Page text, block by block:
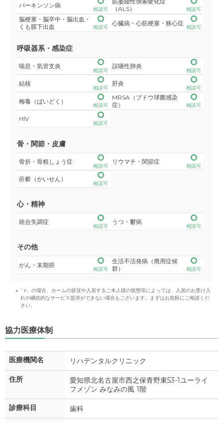
パーキンソン病
相談可
（ALS）
相談可
脳梗塞・脳卒中・脳出血・
くも膜下出血
相談可
心臓病・心筋梗塞・狭心症
相談可
呼吸器系・感染症
喘息・気管支炎
相談可
誤嚥性肺炎
相談可
結核
相談可
肝炎
相談可
梅毒（ばいどく）
相談可
MRSA（ブドウ球菌感染
症）
相談可
HIV
相談可
骨・関節・皮膚
骨折・骨粗しょう症
相談可
リウマチ・関節症
相談可
疥癬（かいせん）
相談可
心・精神
統合失調症
相談可
うつ・鬱病
相談可
その他
がん・末期癌
相談可
生活不活発病（廃用症候
群）
相談可
※「○」の場合、ホームの状況や入居するご本人様の状態等によっては、入居のお受け入
れや継続的なサービス提供ができない場合もございます。まずはお気軽にご相談くだ
さい。
協力医療体制
医療機関名 リハデンタルクリニック
住所
愛知県北名古屋市西之保青野東53-1ユーライ
フメゾン みなみの風 1階
診療科目 歯科